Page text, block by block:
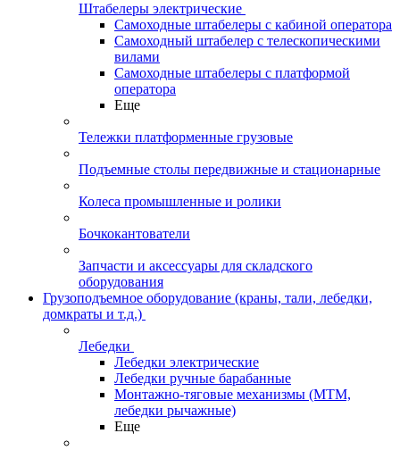
Штабелеры электрические
Самоходные штабелеры с кабиной оператора
Самоходный штабелер с телескопическими
вилами
Самоходные штабелеры с платформой
оператора
Еще
Тележки платформенные грузовые
Подъемные столы передвижные и стационарные
Колеса промышленные и ролики
Бочкокантователи
Запчасти и аксессуары для складского
оборудования
Грузоподъемное оборудование (краны, тали, лебедки,
домкраты и т.д.)
Лебедки
Лебедки электрические
Лебедки ручные барабанные
Монтажно-тяговые механизмы (МТМ,
лебедки рычажные)
Еще